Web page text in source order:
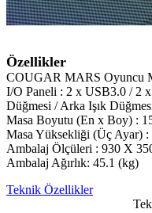
Özellikler
COUGAR MARS Oyuncu
I/O Paneli : 2 x USB3.0 / 2 x
Düğmesi / Arka Işık
Masa Boyutu (En x Boy) :
Masa Yüksekliği (Üç Ayar) :
Ambalaj Ölçüleri : 930 X
Ambalaj Ağırlık: 45.1 (kg)
Teknik Özellikler